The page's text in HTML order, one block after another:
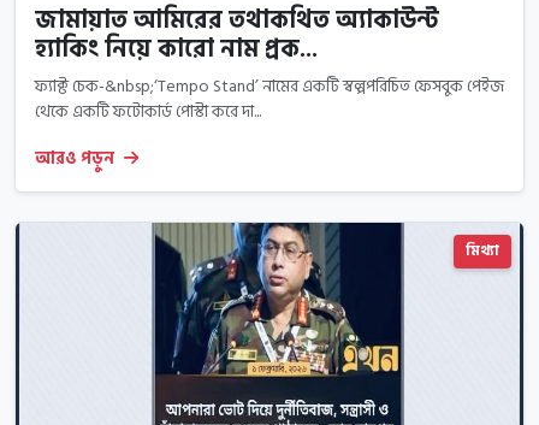
জামায়াত আমিরের তথাকথিত অ্যাকাউন্ট
হ্যাকিং নিয়ে কারো নাম প্রক...
ফ্যাক্ট চেক-&nbsp;‘Tempo Stand’ নামের একটি স্বল্পপরিচিত ফেসবুক পেইজ
থেকে একটি ফটোকার্ড পোস্টা করে দা...
আরও পড়ুন
মিথ্যা